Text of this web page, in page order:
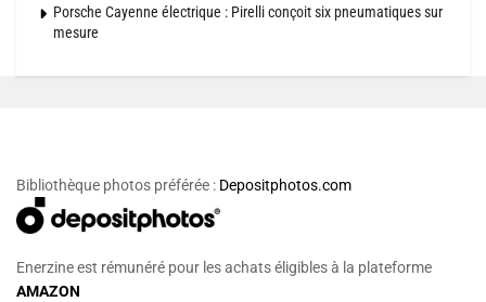
Porsche Cayenne électrique : Pirelli conçoit six pneumatiques sur
mesure
Bibliothèque photos préférée : Depositphotos.com
Enerzine est rémunéré pour les achats éligibles à la plateforme
AMAZON